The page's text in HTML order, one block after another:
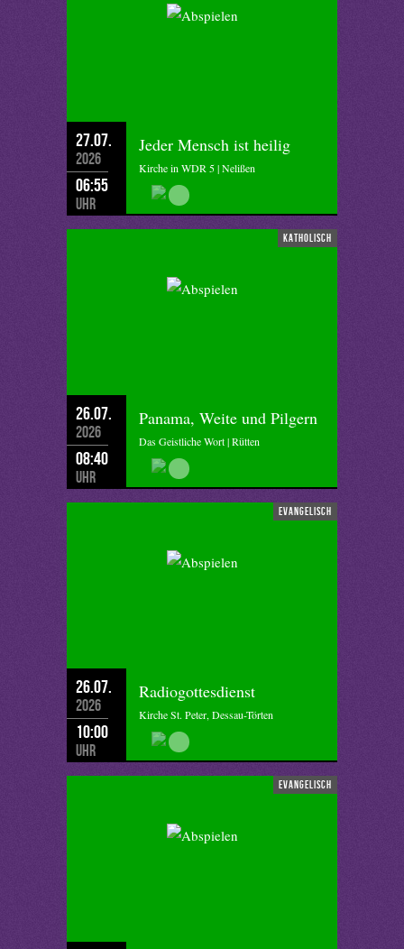
27.07.
2026
06:55
Uhr
Jeder Mensch ist heilig
Kirche in WDR 5 | Nelißen
katholisch
26.07.
2026
08:40
Uhr
Panama, Weite und Pilgern
Das Geistliche Wort | Rütten
evangelisch
26.07.
2026
10:00
Uhr
Radiogottesdienst
Kirche St. Peter, Dessau-Törten
evangelisch